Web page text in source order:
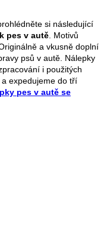
prohlédněte si následující
pes v autě . Motivů
a vkusně doplní
psů v autě. Nálepky
i použitých
expedujeme do tří
pes v autě se